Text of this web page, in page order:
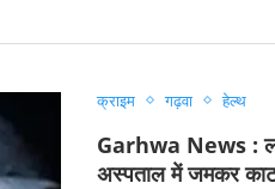
क्राइम गढ़वा हेल्थ
Garhwa News :
अस्पताल में जमकर